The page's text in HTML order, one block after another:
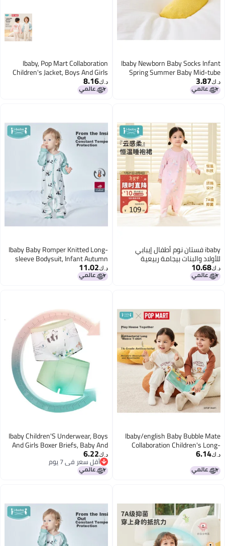
Ibaby Newborn Baby Socks Infant
Spring Summer Baby Mid-tube
Socks Boys Girls Children Doll
Cotton Socks 3 Pairs Pack - Panda
د.ك‏3.87
Ibaby, Pop Mart Collaboration
Children's Jacket, Boys And Girls
Autumn Thin Style Baby Cardigan
Top, Huahua Zai, Size 100
د.ك‏8.16
ibaby فستان نوم أطفال إيبابي
للأولاد والبنات بيجامة ربيعية
وخريفية بأكمام طويلة بدلة منزلية
للأطفال الكبار بحيرة الجليد البجعة
د.ك‏10.68
Ibaby Baby Romper Knitted Long-
sleeve Bodysuit, Infant Autumn
Clothing, Newborn Onesie, Panda
Home, 90cm
د.ك‏11.02
Ibaby/english Baby Bubble Mate
Collaboration Children's Long-
sleeve T-shirt, Cartoon Print
Undershirt For Boys And Girls, Big
Kids
د.ك‏6.14
Ibaby Children'S Underwear, Boys
And Girls Boxer Briefs, Baby And
Toddler Underpants, 2-Pack, Zhuji
Jin Tu, 130
د.ك‏6.22
أقل سعر في 7 يوم
أقل سعر في 7 يوم